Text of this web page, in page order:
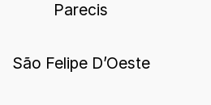
Parecis
São Felipe D’Oeste